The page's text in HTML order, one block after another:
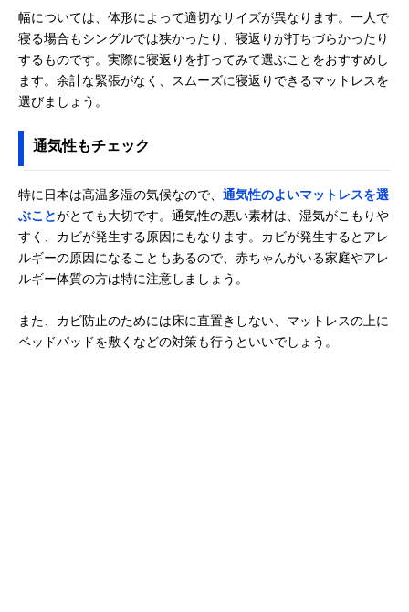
幅については、体形によって適切なサイズが異なります。一人で
寝る場合もシングルでは狭かったり、寝返りが打ちづらかったり
するものです。実際に寝返りを打ってみて選ぶことをおすすめし
ます。余計な緊張がなく、スムーズに寝返りできるマットレスを
選びましょう。
通気性もチェック
特に日本は高温多湿の気候なので、 通気性のよいマットレスを選
ぶことがとても大切です。通気性の悪い素材は、湿気がこもりや
すく、カビが発生する原因にもなります。カビが発生するとアレ
ルギーの原因になることもあるので、赤ちゃんがいる家庭やアレ
ルギー体質の方は特に注意しましょう。
また、カビ防止のためには床に直置きしない、マットレスの上に
ベッドパッドを敷くなどの対策も行うといいでしょう。